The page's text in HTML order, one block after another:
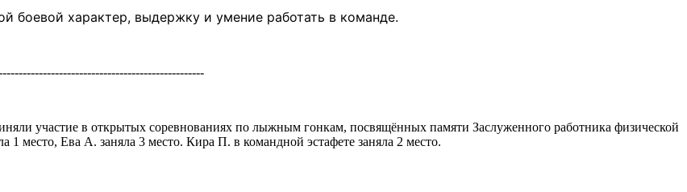
боевой характер, выдержку и умение работать в команде.
участие в открытых соревнованиях по лыжным гонкам, посвящённых памяти Заслуженного работника физической
место, Ева А. заняла 3 место. Кира П. в командной эстафете заняла 2 место.